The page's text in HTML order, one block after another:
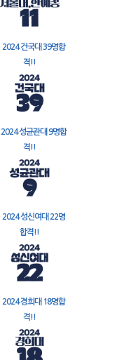
2024 건국대 39명합
격!!
2024 성균관대 9명합
격!!
2024 성신여대 22명
합격!!
2024 경희대 18명합
격!!